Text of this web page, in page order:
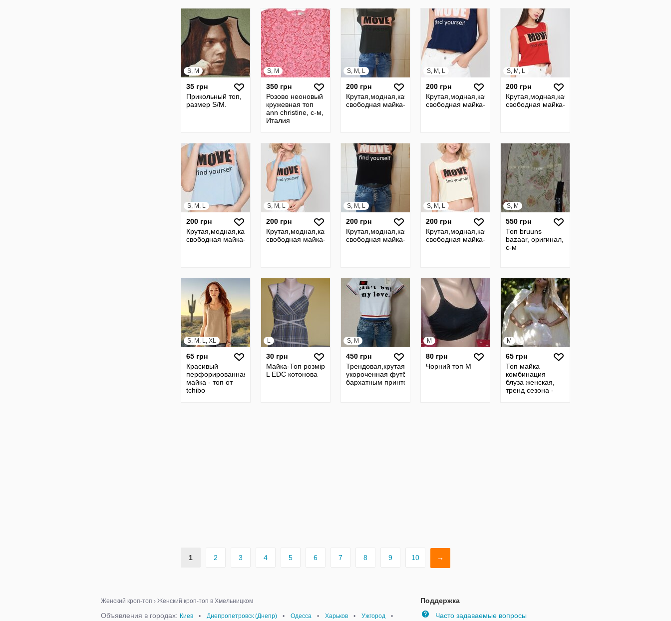
S, M
35 грн
Прикольный топ,
размер S/M.
S, M
350 грн
Розово неоновый
кружевная топ
ann christine, с-м,
Италия
S, M, L
200 грн
Крутая,модная,качественная,укороченная
свободная майка-топ Mario,р-ры S/M/L
S, M, L
200 грн
Крутая,модная,качественная,укороченная
свободная майка-топ Mario,р-ры S/M/L
S, M, L
200 грн
Крутая,модная,качественная,укороченная
свободная майка-топ Mario,р-ры S/M/L
S, M, L
200 грн
Крутая,модная,качественная,укороченная
свободная майка-топ Mario,р-ры S/M/L
S, M, L
200 грн
Крутая,модная,качественная,укороченная
свободная майка-топ Mario,р-ры S/M/L
S, M, L
200 грн
Крутая,модная,качественная,укороченная
свободная майка-топ Mario,р-ры S/M/L
S, M, L
200 грн
Крутая,модная,качественная,укороченная
свободная майка-топ Mario,р-ры S/M/L
S, M
550 грн
Топ bruuns
bazaar, оригинал,
с-м
S, M, L, XL
65 грн
Красивый
перфорированная
майка - топ от
tchibo
L
30 грн
Майка-Топ розмір
L EDC котонова
S, M
450 грн
Трендовая,крутая,яркая,молодежная
укороченная футболка-топ с
бархатным принтом
M
80 грн
Чорний топ М
M
65 грн
Топ майка
комбинация
блуза женская,
тренд сезона -
1 2 3 4 5 6 7 8 9 10 →
Поддержка
Часто задаваемые вопросы
Женский кроп-топ › Женский кроп-топ в Хмельницком
Объявления в городах: Киев • Днепропетровск (Днепр) • Одесса • Харьков • Ужгород •